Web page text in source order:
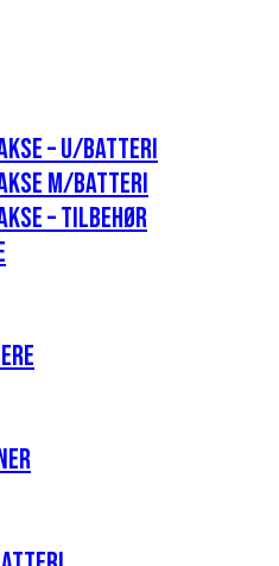
– u/batteri
m/batteri
– tilbehør